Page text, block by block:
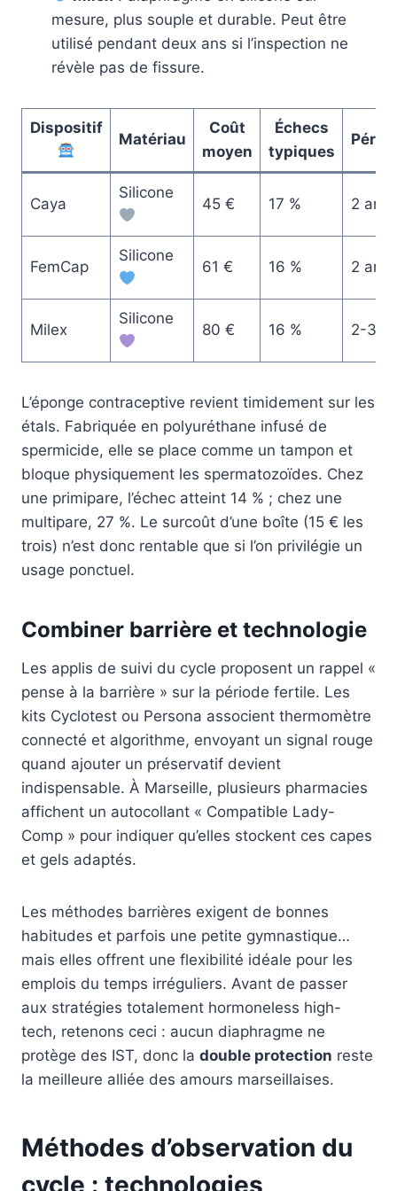
mesure, plus souple et durable. Peut être
utilisé pendant deux ans si l’inspection ne
révèle pas de fissure.
Dispositif
Matériau
Coût
moyen
Échecs
typiques
Caya
Silicone
45 € 17 % 2 ans
FemCap
Silicone
61 € 16 % 2 ans
Milex
Silicone
80 € 16 % 2-3
L’éponge contraceptive revient timidement sur les
étals. Fabriquée en polyuréthane infusé de
spermicide, elle se place comme un tampon et
bloque physiquement les spermatozoïdes. Chez
une primipare, l’échec atteint 14 % ; chez une
multipare, 27 %. Le surcoût d’une boîte (15 € les
trois) n’est donc rentable que si l’on privilégie un
usage ponctuel.
Combiner barrière et technologie
Les applis de suivi du cycle proposent un rappel «
pense à la barrière » sur la période fertile. Les
kits Cyclotest ou Persona associent thermomètre
connecté et algorithme, envoyant un signal rouge
quand ajouter un préservatif devient
indispensable. À Marseille, plusieurs pharmacies
affichent un autocollant « Compatible Lady-
Comp » pour indiquer qu’elles stockent ces capes
et gels adaptés.
Les méthodes barrières exigent de bonnes
habitudes et parfois une petite gymnastique…
mais elles offrent une flexibilité idéale pour les
emplois du temps irréguliers. Avant de passer
aux stratégies totalement hormoneless high-
tech, retenons ceci : aucun diaphragme ne
protège des IST, donc la double protection reste
la meilleure alliée des amours marseillaises.
Méthodes d’observation du
cycle : technologies